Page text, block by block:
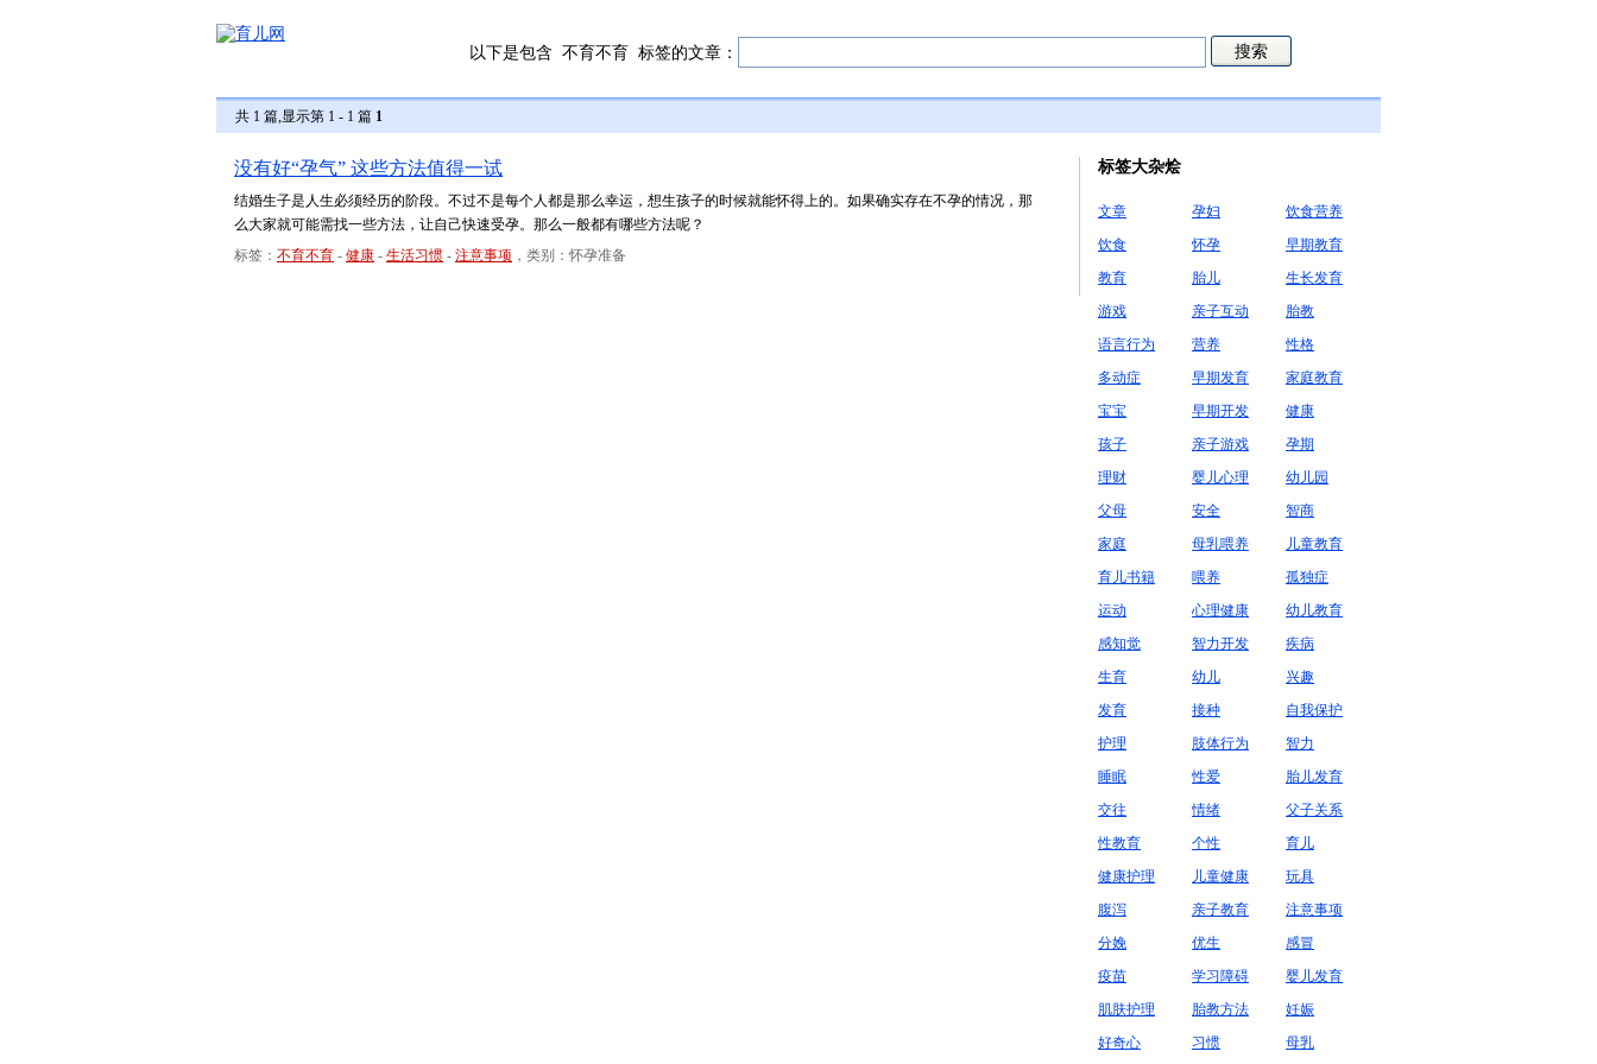
以下是包含 不育不育 标签的文章：
共 1 篇,显示第 1 - 1 篇 1
没有好“孕气” 这些方法值得一试
结婚生子是人生必须经历的阶段。不过不是每个人都是那么幸运，想生孩子的时候就能怀得上的。如果确实存在不孕的情况，那
么大家就可能需找一些方法，让自己快速受孕。那么一般都有哪些方法呢？
标签： 不育不育 - 健康 - 生活习惯 - 注意事项 ，类别：怀孕准备
标签大杂烩
文章 孕妇
饮食营养
饮食
怀孕
早期教育
教育
胎儿
生长发育
游戏
亲子互动
胎教
语言行为
营养
性格
多动症
早期发育
家庭教育
宝宝
早期开发
健康
孩子
亲子游戏
孕期
理财
婴儿心理
幼儿园
父母
安全
智商
家庭
母乳喂养
儿童教育
育儿书籍
喂养
孤独症
运动
心理健康
幼儿教育
感知觉
智力开发
疾病
生育
幼儿
兴趣
发育
接种
自我保护
护理
肢体行为
智力
睡眠
性爱
胎儿发育
交往
情绪
父子关系
性教育
个性
育儿
健康护理
儿童健康
玩具
腹泻
亲子教育
注意事项
分娩
优生
感冒
疫苗
学习障碍
婴儿发育
肌肤护理
胎教方法
妊娠
好奇心
习惯 母乳